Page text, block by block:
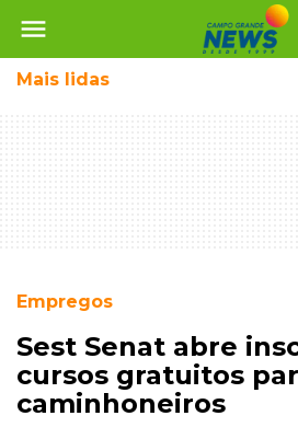
menu
Mais lidas
Empregos
Sest Senat abre
cursos gratuitos
caminhoneiros